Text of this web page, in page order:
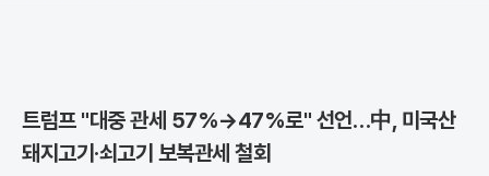
트럼프 "대중 관세 57%→47%로" 선언…中, 미국산
돼지고기·쇠고기 보복관세 철회